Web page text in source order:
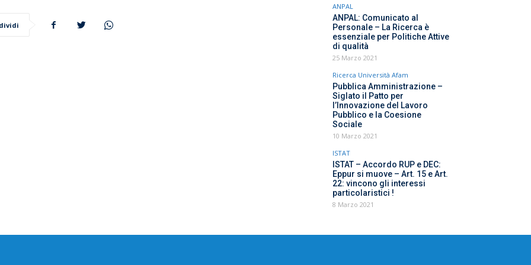
ANPAL
ANPAL: Comunicato al
Personale – La Ricerca è
essenziale per Politiche Attive
di qualità
25 Marzo 2021
Ricerca Università Afam
Pubblica Amministrazione –
Siglato il Patto per
l’Innovazione del Lavoro
Pubblico e la Coesione
Sociale
10 Marzo 2021
ISTAT
ISTAT – Accordo RUP e DEC:
Eppur si muove – Art. 15 e Art.
22: vincono gli interessi
particolaristici !
8 Marzo 2021